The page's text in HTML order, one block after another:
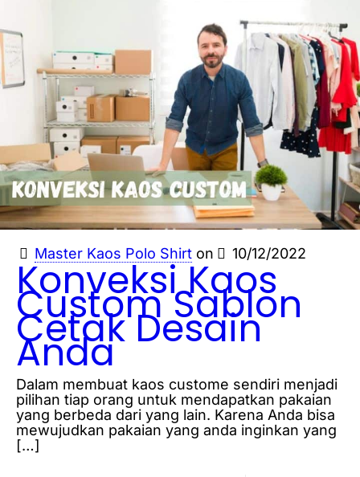
Master Kaos Polo Shirt on 10/12/2022
Konveksi Kaos
Custom Sablon
Cetak Desain
Anda
Dalam membuat kaos custome sendiri menjadi
pilihan tiap orang untuk mendapatkan pakaian
yang berbeda dari yang lain. Karena Anda bisa
mewujudkan pakaian yang anda inginkan yang
[…]